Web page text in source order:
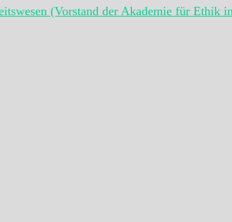
(Vorstand der Akademie für Ethik